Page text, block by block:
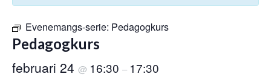
Evenemangs-serie: Pedagogkurs
Pedagogkurs
februari 24 @ 16:30 – 17:30